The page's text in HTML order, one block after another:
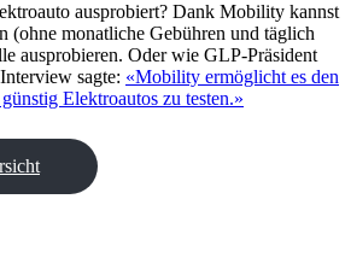
ausprobiert? Dank Mobility kannst
(ohne monatliche Gebühren und täglich
ausprobieren. Oder wie GLP-Präsident
sagte: «Mobility ermöglicht es den
Elektroautos zu testen.»